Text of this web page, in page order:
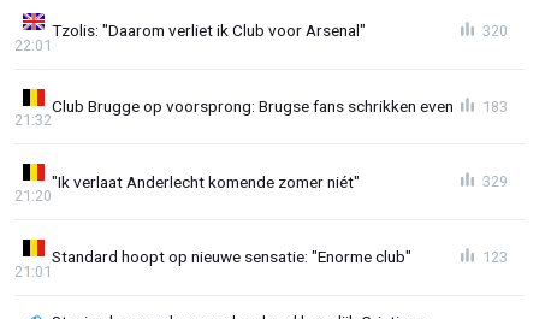
Tzolis: "Daarom verliet ik Club voor Arsenal"
22:01
320
Club Brugge op voorsprong: Brugse fans schrikken even
21:32
183
"Ik verlaat Anderlecht komende zomer niét"
21:20
329
Standard hoopt op nieuwe sensatie: "Enorme club"
21:01
123